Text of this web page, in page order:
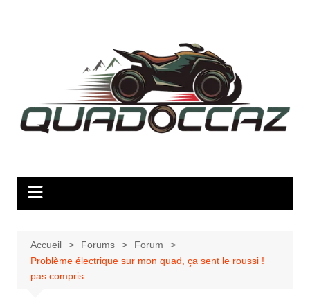
Accueil Forums
Forum
Problème électrique sur mon quad, ça sent le roussi !
pas compris